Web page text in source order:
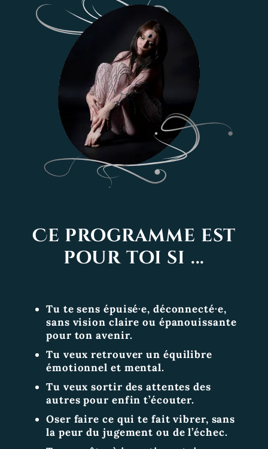
Ce programme est
pour toi si ...
Tu te sens épuisé·e, déconnecté·e,
sans vision claire ou épanouissante
pour ton avenir.
Tu veux retrouver un équilibre
émotionnel et mental.
Tu veux sortir des attentes des
autres pour enfin t’écouter.
Oser faire ce qui te fait vibrer, sans
la peur du jugement ou de l’échec.